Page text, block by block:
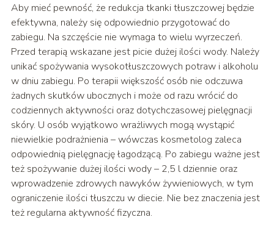
Aby mieć pewność, że redukcja tkanki tłuszczowej będzie
efektywna, należy się odpowiednio przygotować do
zabiegu. Na szczęście nie wymaga to wielu wyrzeczeń.
Przed terapią wskazane jest picie dużej ilości wody. Należy
unikać spożywania wysokotłuszczowych potraw i alkoholu
w dniu zabiegu. Po terapii większość osób nie odczuwa
żadnych skutków ubocznych i może od razu wrócić do
codziennych aktywności oraz dotychczasowej pielęgnacji
skóry. U osób wyjątkowo wrażliwych mogą wystąpić
niewielkie podrażnienia – wówczas kosmetolog zaleca
odpowiednią pielęgnację łagodzącą. Po zabiegu ważne jest
też spożywanie dużej ilości wody – 2,5 l dziennie oraz
wprowadzenie zdrowych nawyków żywieniowych, w tym
ograniczenie ilości tłuszczu w diecie. Nie bez znaczenia jest
też regularna aktywność fizyczna.